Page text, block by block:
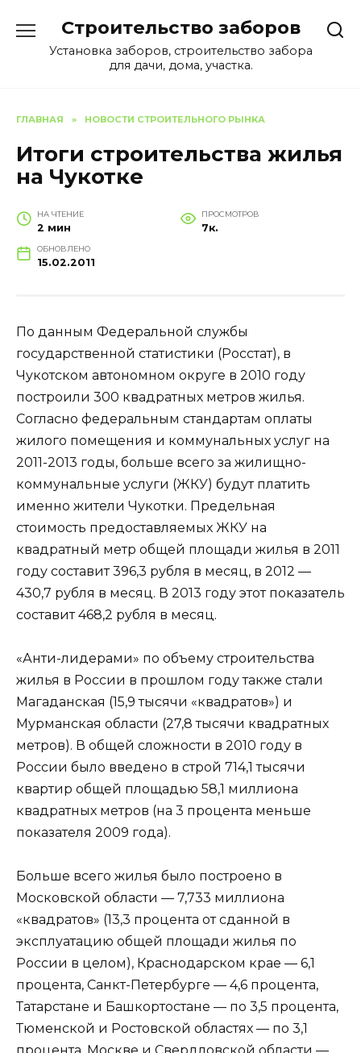
содержанию
Строительство заборов
Установка заборов, строительство забора
для дачи, дома, участка.
ГЛАВНАЯ » НОВОСТИ СТРОИТЕЛЬНОГО РЫНКА
Итоги строительства жилья
на Чукотке
НА ЧТЕНИЕ
2 мин
ПРОСМОТРОВ
7к.
ОБНОВЛЕНО
15.02.2011
По данным Федеральной службы
государственной статистики (Росстат), в
Чукотском автономном округе в 2010 году
построили 300 квадратных метров жилья.
Согласно федеральным стандартам оплаты
жилого помещения и коммунальных услуг на
2011-2013 годы, больше всего за жилищно-
коммунальные услуги (ЖКУ) будут платить
именно жители Чукотки. Предельная
стоимость предоставляемых ЖКУ на
квадратный метр общей площади жилья в 2011
году составит 396,3 рубля в месяц, в 2012 —
430,7 рубля в месяц. В 2013 году этот показатель
составит 468,2 рубля в месяц.
«Анти-лидерами» по объему строительства
жилья в России в прошлом году также стали
Магаданская (15,9 тысячи «квадратов») и
Мурманская области (27,8 тысячи квадратных
метров). В общей сложности в 2010 году в
России было введено в строй 714,1 тысячи
квартир общей площадью 58,1 миллиона
квадратных метров (на 3 процента меньше
показателя 2009 года).
Больше всего жилья было построено в
Московской области — 7,733 миллиона
«квадратов» (13,3 процента от сданной в
эксплуатацию общей площади жилья по
России в целом), Краснодарском крае — 6,1
процента, Санкт-Петербурге — 4,6 процента,
Татарстане и Башкортостане — по 3,5 процента,
Тюменской и Ростовской областях — по 3,1